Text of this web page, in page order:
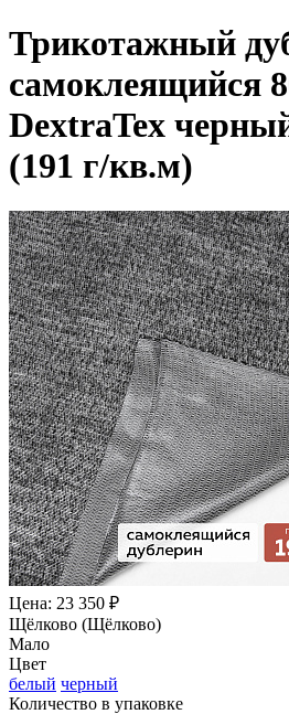
Трикотажный
самоклеящийся
DextraTex
(191 г/кв.м)
Цена: 23 350 ₽
Щёлково (Щёлково)
Мало
Цвет
белый черный
Количество в упаковке